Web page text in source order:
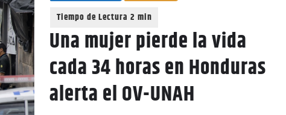
Una mujer pierde la vida
cada 34 horas en Honduras
alerta el OV-UNAH